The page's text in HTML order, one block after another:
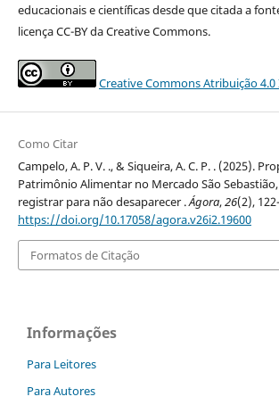
educacionais e científicas desde que citada a
licença CC-BY da Creative Commons.
Creative Commons Atribuição
Como Citar
Campelo, A. P. V. ., & Siqueira, A. C. P. . (2025).
Patrimônio Alimentar no Mercado São
registrar para não desaparecer .Ágora,26(2),
https://doi.org/10.17058/agora.v26i2.19600
Formatos de Citação
Informações
Para Leitores
Para Autores